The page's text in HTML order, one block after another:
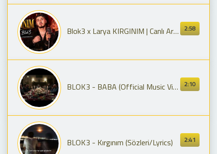
2:58
Blok3 x Larya KIRGINIM | Canlı Arabesk Performans
2:10
BLOK3 - BABA (Official Music Video)
2:41
BLOK3 - Kırgınım (Sözleri/Lyrics)